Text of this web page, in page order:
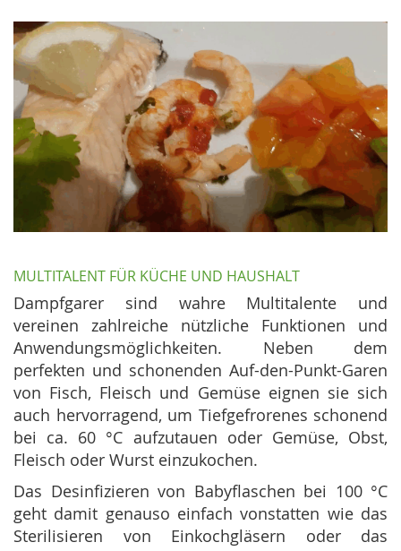
MULTITALENT FÜR KÜCHE UND HAUSHALT
Dampfgarer sind wahre Multitalente und
vereinen zahlreiche nützliche Funktionen und
Anwendungsmöglichkeiten. Neben dem
perfekten und schonenden Auf-den-Punkt-Garen
von Fisch, Fleisch und Gemüse eignen sie sich
auch hervorragend, um Tiefgefrorenes schonend
bei ca. 60 °C aufzutauen oder Gemüse, Obst,
Fleisch oder Wurst einzukochen.
Das Desinfizieren von Babyflaschen bei 100 °C
geht damit genauso einfach vonstatten wie das
Sterilisieren von Einkochgläsern oder das